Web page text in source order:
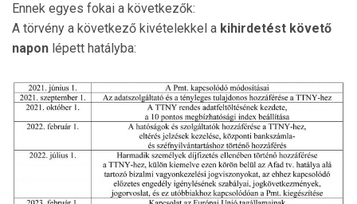
Ennek egyes fokai a következők:
A törvény a következő kivételekkel a kihirdetést kö­­ve­tő
napon lépett hatályba: